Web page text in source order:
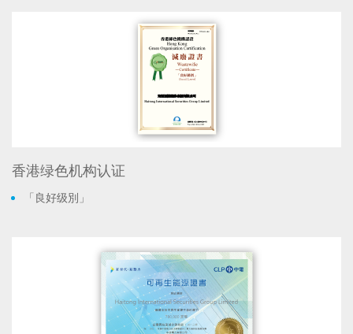
香港绿色机构认证
「良好级別」